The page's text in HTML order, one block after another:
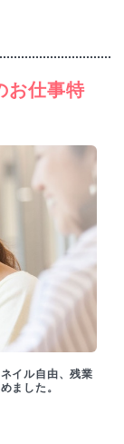
お仕事特
イル自由、残業
ました。